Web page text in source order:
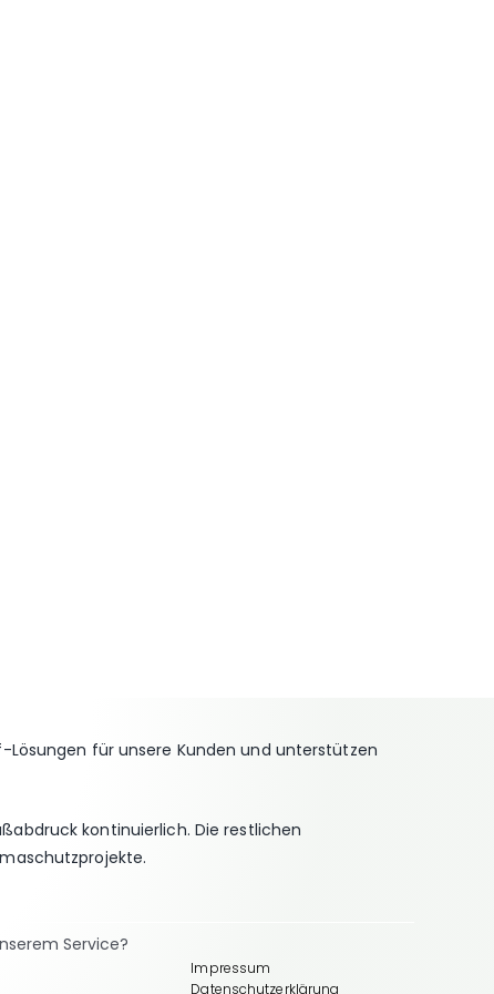
für unsere Kunden und unterstützen
kontinuierlich. Die restlichen
Service?
Impressum
Datenschutzerklärung